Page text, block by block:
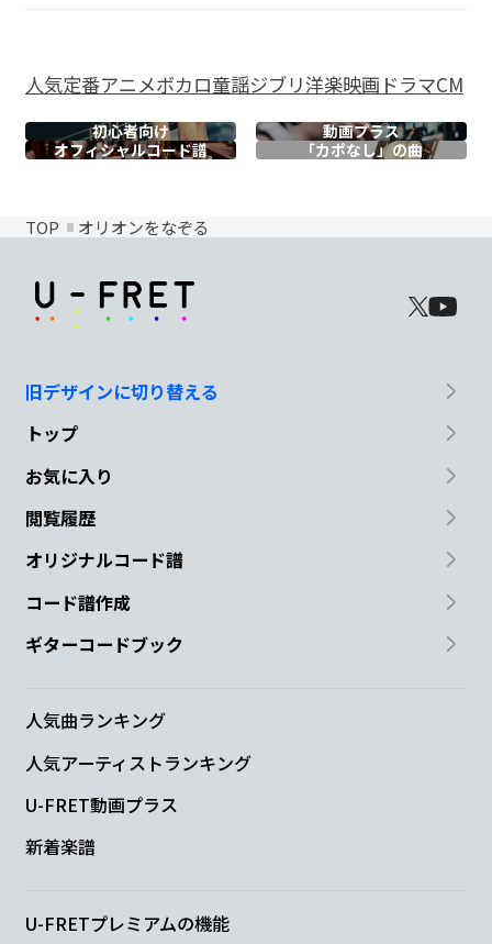
人気定番アニメボカロ童謡ジブリ洋楽映画ドラマCM
初心者向け
動画プラス
オフィシャルコード譜 「カポなし」の曲
TOP オリオンをなぞる
旧デザインに切り替える
トップ
お気に入り
閲覧履歴
オリジナルコード譜
コード譜作成
ギターコードブック
人気曲ランキング
人気アーティストランキング
U-FRET動画プラス
新着楽譜
U-FRETプレミアムの機能